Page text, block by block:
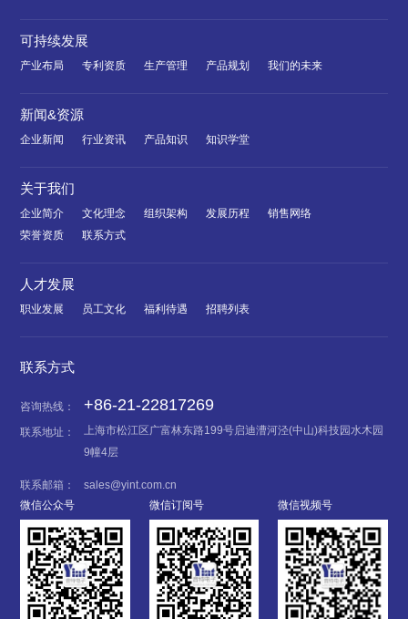
可持续发展
产业布局 专利资质 生产管理 产品规划 我们的未来
新闻&资源
企业新闻 行业资讯 产品知识 知识学堂
关于我们
企业简介 文化理念 组织架构 发展历程
销售网络
荣誉资质
联系方式
人才发展
职业发展 员工文化 福利待遇 招聘列表
联系方式
咨询热线： +86-21-22817269
联系地址：
上海市松江区广富林东路199号启迪漕河泾(中山)科技园水木园
9幢4层
联系邮箱：
sales@yint.com.cn
微信公众号
微信订阅号 微信视频号